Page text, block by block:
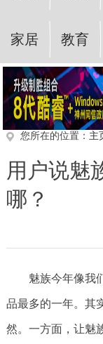
家居 教育
您所在的位置： 主
用户说魅
哪？
魅族今年像我
品最多的一年。其
然。一方面，让魅